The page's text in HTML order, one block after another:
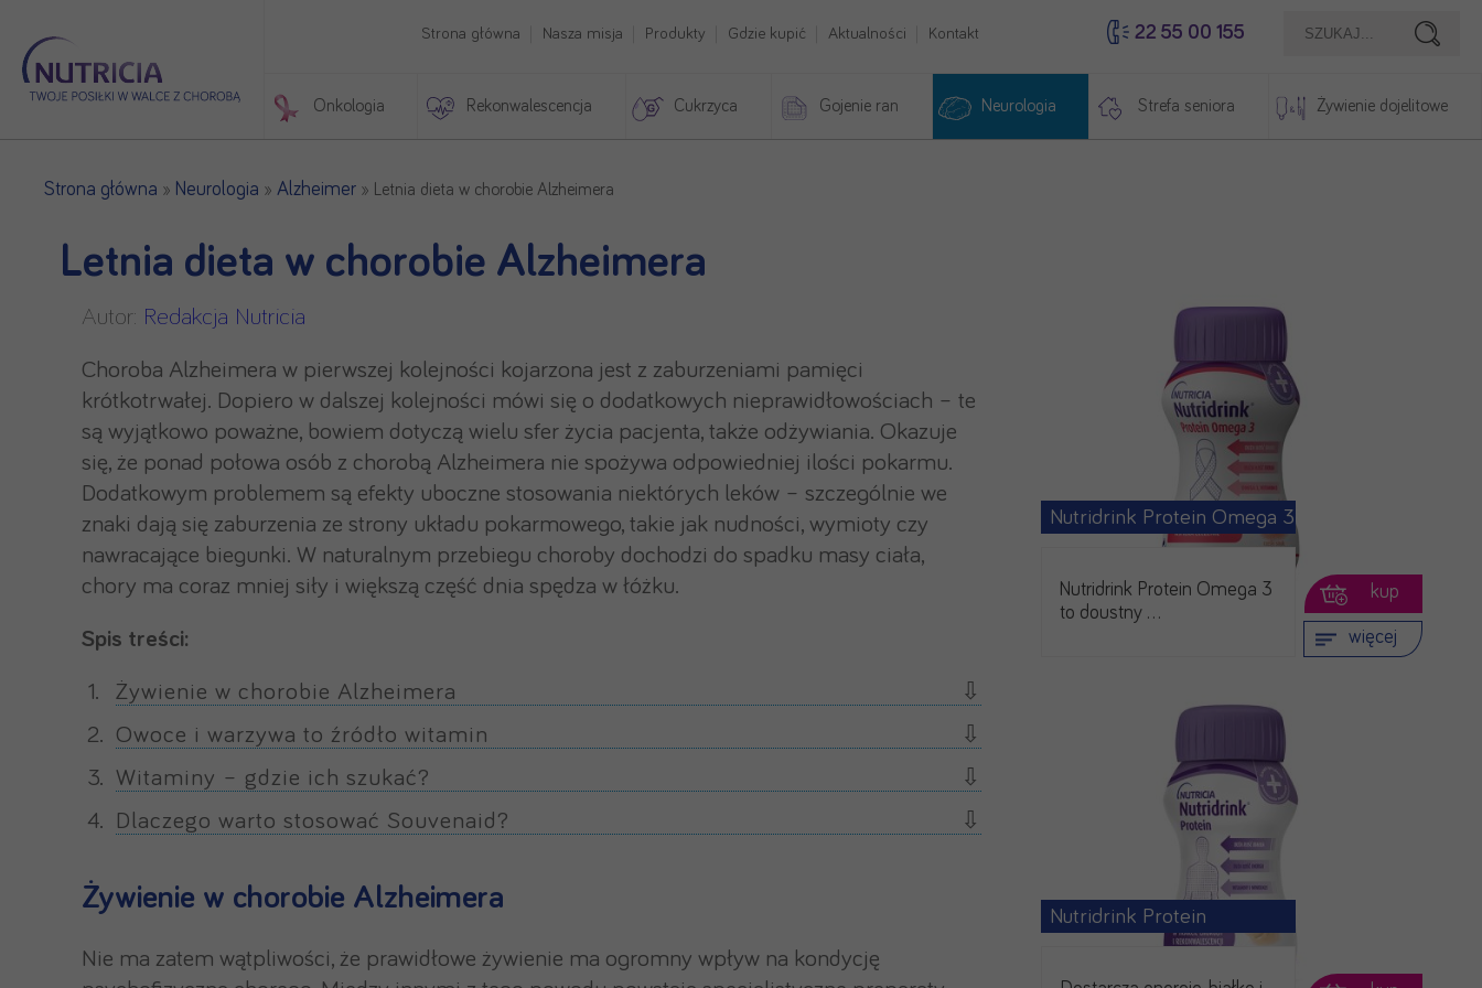
Strona główna Nasza misja Produkty Gdzie kupić Aktualności Kontakt 22 55 00 155 Szukaj
Onkologia Rekonwalescencja Cukrzyca Gojenie ran Neurologia Strefa seniora Żywienie dojelitowe
Strona główna » Neurologia » Alzheimer » Letnia dieta w chorobie Alzheimera
Letnia dieta w chorobie Alzheimera
Autor: Redakcja Nutricia
Choroba Alzheimera w pierwszej kolejności kojarzona jest z zaburzeniami pamięci
krótkotrwałej. Dopiero w dalszej kolejności mówi się o dodatkowych nieprawidłowościach – te
są wyjątkowo poważne, bowiem dotyczą wielu sfer życia pacjenta, także odżywiania. Okazuje
się, że ponad połowa osób z chorobą Alzheimera nie spożywa odpowiedniej ilości pokarmu.
Dodatkowym problemem są efekty uboczne stosowania niektórych leków – szczególnie we
znaki dają się zaburzenia ze strony układu pokarmowego, takie jak nudności, wymioty czy
nawracające biegunki. W naturalnym przebiegu choroby dochodzi do spadku masy ciała,
chory ma coraz mniej siły i większą część dnia spędza w łóżku.
Spis treści:
Żywienie w chorobie Alzheimera
Owoce i warzywa to źródło witamin
Witaminy – gdzie ich szukać?
Dlaczego warto stosować Souvenaid?
Żywienie w chorobie Alzheimera
Nie ma zatem wątpliwości, że prawidłowe żywienie ma ogromny wpływ na kondycję
Nutridrink Protein Omega 3
Nutridrink Protein Omega 3
to doustny …
więcej
kup
Nutridrink Protein